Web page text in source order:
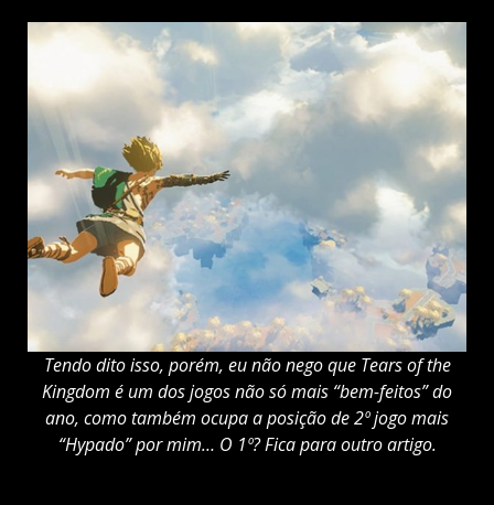
Tendo dito isso, porém, eu não nego que Tears of the
Kingdom é um dos jogos não só mais “bem-feitos” do
ano, como também ocupa a posição de 2º jogo mais
“Hypado” por mim… O 1º? Fica para outro artigo.